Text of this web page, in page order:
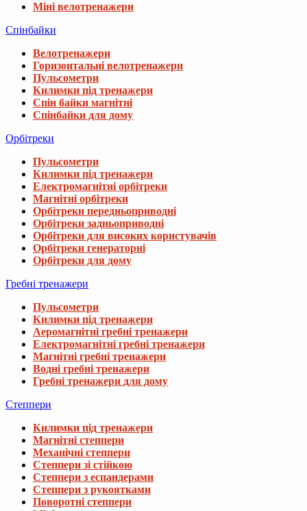
Міні велотренажери
Спінбайки
Велотренажери
Горизонтальні велотренажери
Пульсометри
Килимки під тренажери
Спін байки магнітні
Спінбайки для дому
Орбітреки
Пульсометри
Килимки під тренажери
Електромагнітні орбітреки
Магнітні орбітреки
Орбітреки передньоприводні
Орбітреки задньоприводні
Орбітреки для високих користувачів
Орбітреки генераторні
Орбітреки для дому
Гребні тренажери
Пульсометри
Килимки під тренажери
Аеромагнітні гребні тренажери
Електромагнітні гребні тренажери
Магнітні гребні тренажери
Водні гребні тренажери
Гребні тренажери для дому
Степпери
Килимки під тренажери
Магнітні степпери
Механічні степпери
Степпери зі стійкою
Степпери з еспандерами
Степпери з рукоятками
Поворотні степпери